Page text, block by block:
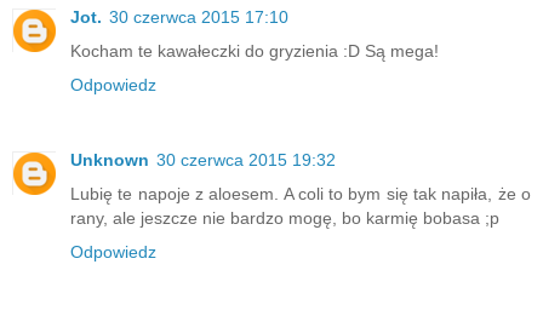
Jot. 30 czerwca 2015 17:10
Kocham te kawałeczki do gryzienia :D Są mega!
Odpowiedz
Unknown 30 czerwca 2015 19:32
Lubię te napoje z aloesem. A coli to bym się tak napiła, że o
rany, ale jeszcze nie bardzo mogę, bo karmię bobasa ;p
Odpowiedz